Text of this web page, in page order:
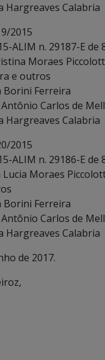
Hargreaves Calabria
2015
ALIM n. 29187-E de
Moraes
e outros
Borini Ferreira
Carlos de
Hargreaves Calabria
2015
ALIM n. 29186-E de
Lucia Moraes
Borini Ferreira
Carlos de
Hargreaves Calabria
de 2017.